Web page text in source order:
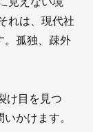
れは、現代社
。孤独、疎外
け目を見つ
かけます。